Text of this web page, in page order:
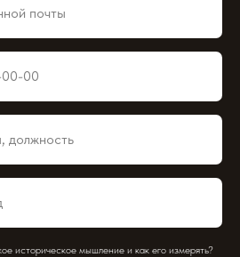
историческое мышление и как его измерять?